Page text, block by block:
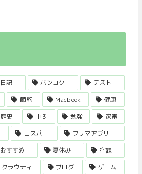
日記 バンコク
テスト
節約 Macbook
健康
歴史 中３ 勉強
家電
コスパ
フリマアプリ
おすすめ 夏休み
宿題
クラウティ ブログ
ゲーム